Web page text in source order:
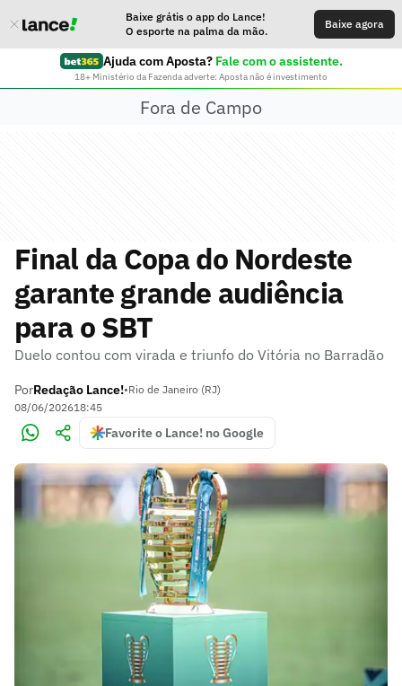
Baixe grátis o app do Lance!
O esporte na palma da mão.
Baixe agora
Ajuda com Aposta? Fale com o assistente.
18+ Ministério da Fazenda adverte: Aposta não é investimento
Fora de Campo
Final da Copa do Nordeste
garante grande audiência
para o SBT
Duelo contou com virada e triunfo do Vitória no Barradão
PorRedação Lance!•Rio de Janeiro (RJ)
08/06/202618:45
Favorite o Lance! no Google